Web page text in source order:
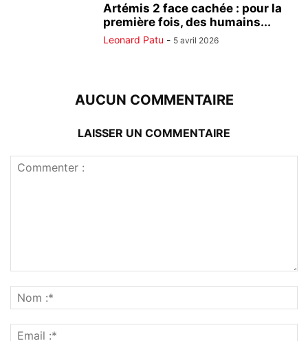
Artémis 2 face cachée : pour la
première fois, des humains...
Leonard Patu - 5 avril 2026
AUCUN COMMENTAIRE
LAISSER UN COMMENTAIRE